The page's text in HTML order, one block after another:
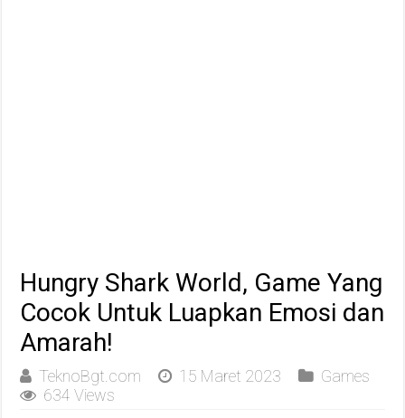
Hungry Shark World, Game Yang
Cocok Untuk Luapkan Emosi dan
Amarah!
TeknoBgt.com 15 Maret 2023
Games
634 Views